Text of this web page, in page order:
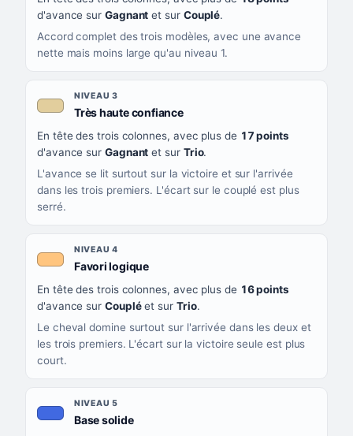
d'avance sur Gagnant et sur Couplé.
Accord complet des trois modèles, avec une avance
nette mais moins large qu'au niveau 1.
NIVEAU 3
Très haute confiance, couleur beige
En tête des trois colonnes, avec plus de 17 points
d'avance sur Gagnant et sur Trio.
L'avance se lit surtout sur la victoire et sur l'arrivée
dans les trois premiers. L'écart sur le couplé est plus
serré.
NIVEAU 4
Favori logique, couleur orange clair
En tête des trois colonnes, avec plus de 16 points
d'avance sur Coupléet sur Trio.
Le cheval domine surtout sur l'arrivée dans les deux et
les trois premiers. L'écart sur la victoire seule est plus
court.
NIVEAU 5
Base solide, couleur bleu roi